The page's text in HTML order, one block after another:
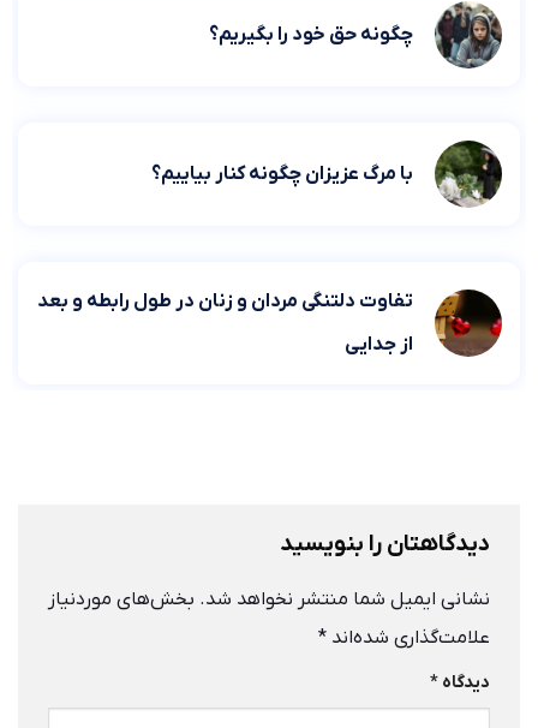
چگونه حق خود را بگیریم؟
با مرگ عزیزان چگونه کنار بیاییم؟
تفاوت دلتنگی مردان و زنان در طول رابطه و بعد
از جدایی
دیدگاهتان را بنویسید
نشانی ایمیل شما منتشر نخواهد شد. بخش‌های موردنیاز
علامت‌گذاری شده‌اند *
دیدگاه *